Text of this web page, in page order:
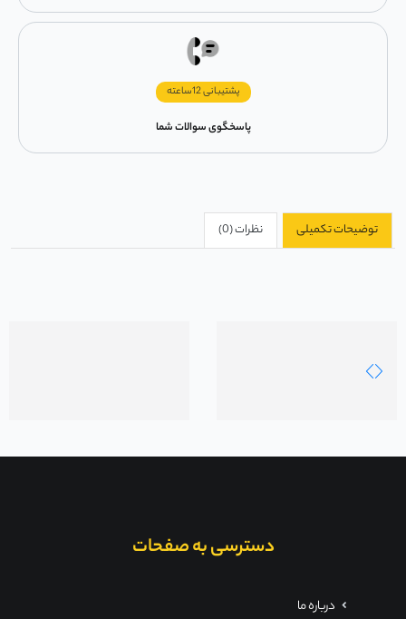
پشتیبانی 12ساعته
پاسخگوی سوالات شما
توضیحات تکمیلی نظرات (0)
دسترسی به صفحات
درباره ما